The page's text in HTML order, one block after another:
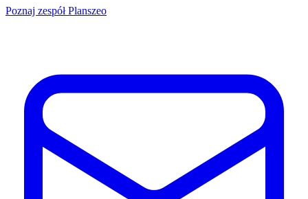
Poznaj zespół Planszeo